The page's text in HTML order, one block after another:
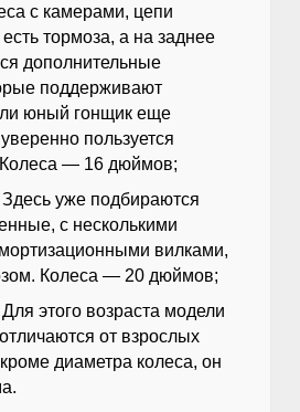
с камерами, цепи
тормоза, а на заднее
дополнительные
поддерживают
юный гонщик еще
пользуется
— 16 дюймов;
Здесь уже подбираются
с несколькими
вилками,
Колеса — 20 дюймов;
этого возраста модели
от взрослых
диаметра колеса, он